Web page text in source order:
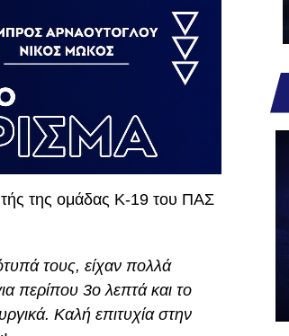
της ομάδας Κ-19 του ΠΑΣ
τους, είχαν πολλά
περίπου 3ο λεπτά και το
Καλή επιτυχία στην